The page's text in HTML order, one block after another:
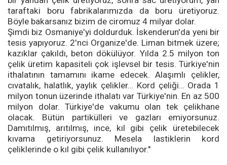
taraftaki boru fabrikalarımızda da boru üretiyoruz.
Böyle bakarsanız bizim de ciromuz 4 milyar dolar.
Şimdi biz Osmaniye'yi doldurduk. İskenderun'da yeni bir
tesis yapıyoruz. 2'nci Organize'de. Liman bitmek üzere;
kazıklar çakıldı, beton dökülüyor. Yılda 2.5 milyon ton
çelik üretim kapasiteli çok işlevsel bir tesis. Türkiye'nin
ithalatının tamamını ikame edecek. Alaşımlı çelikler,
cıvatalık, halatlık, yaylık çelikler… Kord çeliği… Orada 1
milyon tonun üzerinde ithalatı var Türkiye'nin. En az 500
milyon dolar. Türkiye'de vakumu olan tek çelikhane
olacak. Bütün partikülleri ve gazları emiyorsunuz.
Damıtılmış, arıtılmış, ince, kıl gibi çelik üretebilecek
kıvama getiriyorsunuz. Mesela lastiklerin kord
çeliklerinde o kıl gibi çelik kullanılıyor."